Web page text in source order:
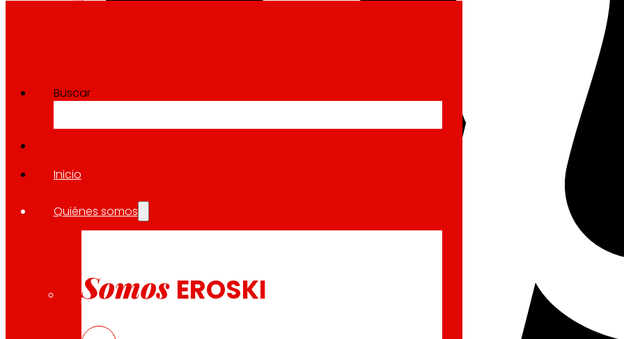
Buscar
Inicio
Quiénes somos
Somos EROSKI